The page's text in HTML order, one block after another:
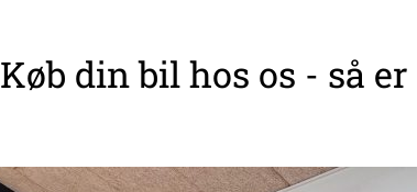
Køb din bil hos os - så